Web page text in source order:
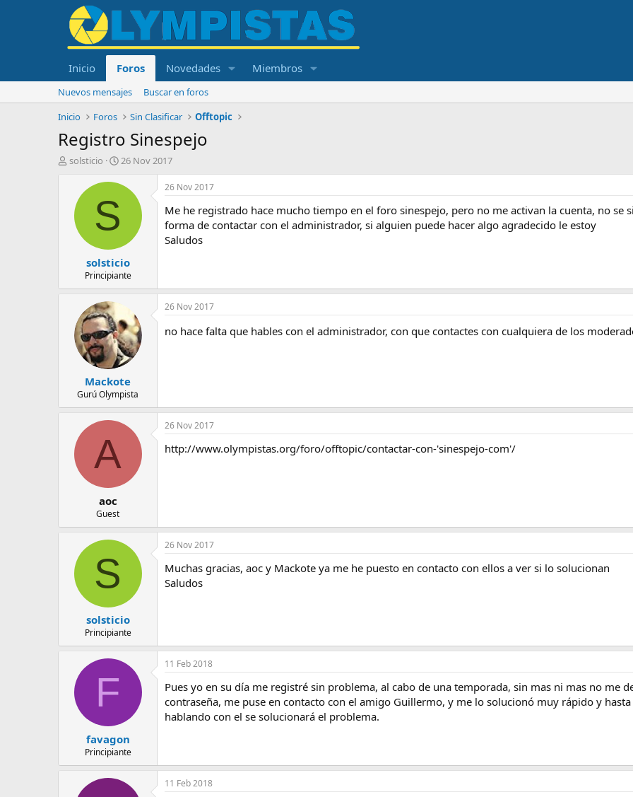
Inicio Foros Novedades Miembros
Nuevos mensajes
Buscar en foros
Inicio
Foros Sin Clasificar Offtopic
Registro Sinespejo
I
e
m
solsticio
F
c
i
n
i
c
26 Nov 2017
S
solsticio
Principiante
26 Nov 2017
Me he registrado hace mucho tiempo en el foro sinespejo, pero no me activan la cuenta, no se
forma de contactar con el administrador, si alguien puede hacer algo agradecido le estoy
Saludos
Mackote
Gurú Olympista
26 Nov 2017
no hace falta que hables con el administrador, con que contactes con cualquiera de los
A
aoc
Guest
26 Nov 2017
http://www.olympistas.org/foro/offtopic/contactar-con-'sinespejo-com'/
S
solsticio
Principiante
26 Nov 2017
Muchas gracias, aoc y Mackote ya me he puesto en contacto con ellos a ver si lo solucionan
Saludos
F
favagon
Principiante
11 Feb 2018
Pues yo en su día me registré sin problema, al cabo de una temporada, sin mas ni mas no me
contraseña, me puse en contacto con el amigo Guillermo, y me lo solucionó muy rápido y
hablando con el se solucionará el problema.
11 Feb 2018